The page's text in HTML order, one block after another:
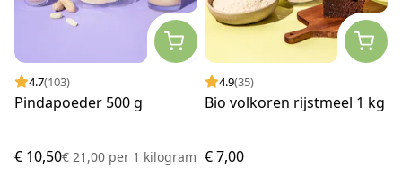
4.7(103)
Pindapoeder 500 g
€ 10,50€ 21,00 per 1 kilogram
4.9(35)
Bio volkoren rijstmeel 1 kg
€ 7,00